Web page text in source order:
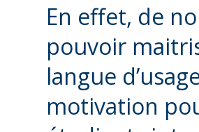
En effet, de
pouvoir
langue
motivation